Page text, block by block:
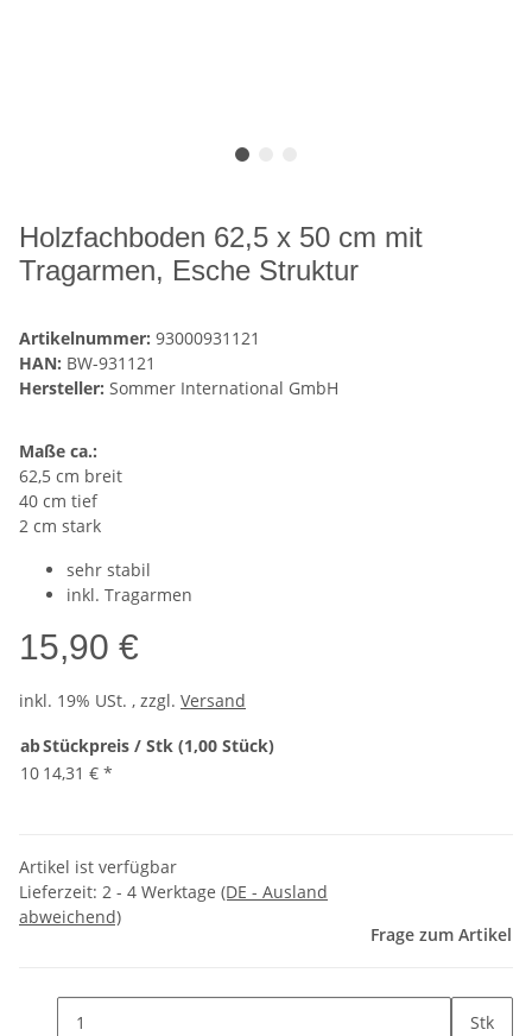
Holzfachboden 62,5 x 50 cm mit
Tragarmen, Esche Struktur
Artikelnummer: 93000931121
HAN: BW-931121
Hersteller: Sommer International GmbH
Maße ca.:
62,5 cm breit
40 cm tief
2 cm stark
sehr stabil
inkl. Tragarmen
15,90 €
inkl. 19% USt. , zzgl. Versand
abStückpreis / Stk (1,00 Stück)
10 14,31 € *
Artikel ist verfügbar
Lieferzeit: 2 - 4 Werktage (DE - Ausland
abweichend)
Frage zum Artikel
Stk